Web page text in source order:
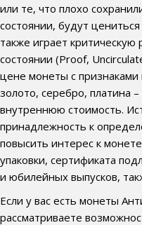
или те, что плохо
состоянии, будут
также играет
состоянии (Proof,
цене монеты с признаками
золото, серебро, платина
внутреннюю стоимость.
принадлежность к
повысить интерес к
упаковки, сертификата
и юбилейных выпусков,
Если у вас есть монеты
рассматриваете